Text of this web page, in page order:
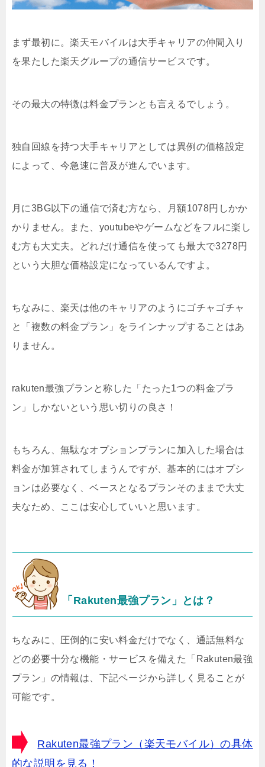
まず最初に。楽天モバイルは大手キャリアの仲間入り
を果たした楽天グループの通信サービスです。
その最大の特徴は料金プランとも言えるでしょう。
独自回線を持つ大手キャリアとしては異例の価格設定
によって、今急速に普及が進んでいます。
月に3BG以下の通信で済む方なら、月額1078円しかか
かりません。また、youtubeやゲームなどをフルに楽し
む方も大丈夫。どれだけ通信を使っても最大で3278円
という大胆な価格設定になっているんですよ。
ちなみに、楽天は他のキャリアのようにゴチャゴチャ
と「複数の料金プラン」をラインナップすることはあ
りません。
rakuten最強プランと称した「たった1つの料金プラ
ン」しかないという思い切りの良さ！
もちろん、無駄なオプションプランに加入した場合は
料金が加算されてしまうんですが、基本的にはオプシ
ョンは必要なく、ベースとなるプランそのままで大丈
夫なため、ここは安心していいと思います。
「Rakuten最強プラン」とは？
ちなみに、圧倒的に安い料金だけでなく、通話無料な
どの必要十分な機能・サービスを備えた「Rakuten最強
プラン」の情報は、下記ページから詳しく見ることが
可能です。
Rakuten最強プラン（楽天モバイル）の具体
的な説明を見る！